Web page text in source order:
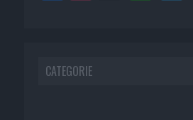
CATEGORIE